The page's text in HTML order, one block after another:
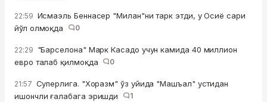
22:59 Исмаэль Беннасер "Милан"ни тарк этди, у Осиё сари
йўл олмоқда
0
22:29 "Барселона" Марк Касадо учун камида 40 миллион
евро талаб қилмоқда
0
21:57 Суперлига. "Хоразм" ўз уйида "Машъал" устидан
ишончли ғалабага эришди
1